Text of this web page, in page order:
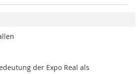
der Expo Real als